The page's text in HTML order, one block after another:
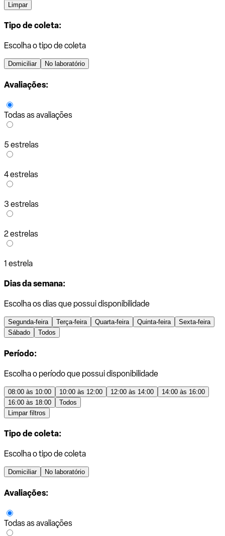
Limpar
Tipo de coleta:
Escolha o tipo de coleta
Domiciliar No laboratório
Avaliações:
Todas as avaliações
5 estrelas
4 estrelas
3 estrelas
2 estrelas
1 estrela
Dias da semana:
Escolha os dias que possui disponibilidade
Segunda-feira Terça-feira Quarta-feira Quinta-feira
Sexta-feira
Sábado
Todos
Período:
Escolha o período que possui disponibilidade
08:00 às 10:00 10:00 às 12:00 12:00 às 14:00
14:00 às 16:00
16:00 às 18:00
Todos
Limpar filtros
Tipo de coleta:
Escolha o tipo de coleta
Domiciliar No laboratório
Avaliações:
Todas as avaliações